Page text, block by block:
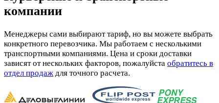
компании
Менеджеры сами выбирают тариф, но вы можете выбрать
конкретного перевозчика. Мы работаем с несколькими
транспортными компаниями. Цена и сроки доставки
зависят от нескольких факторов, пожалуйста обратитесь в
отдел продаж для точного расчета.